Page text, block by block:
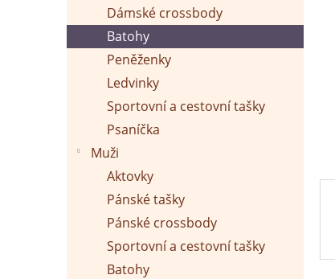
e
Dámské crossbody
Batohy
Peněženky
Ledvinky
Sportovní a cestovní tašky
Psaníčka
Muži
Aktovky
Pánské tašky
Pánské crossbody
Sportovní a cestovní tašky
Batohy